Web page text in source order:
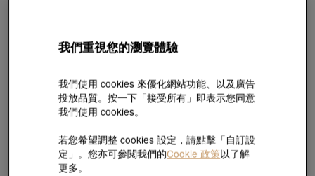
新品
足金耳環
HK$5,550
HK$4,995
9折
足金頸鍊
HK$6,290
我們重視您的瀏覽體驗
我們使用 cookies 來優化網站功能、以及廣告
投放品質。按一下「接受所有」即表示您同意
我們使用 cookies。
若您希望調整 cookies 設定，請點擊「自訂設
定」。您亦可參閱我們的Cookie 政策以了解
更多。